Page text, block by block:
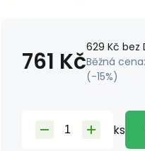
761 Kč629 Kč bez
Běžná cena:
(-15%)
ks